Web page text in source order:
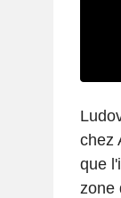
chez
que
zone